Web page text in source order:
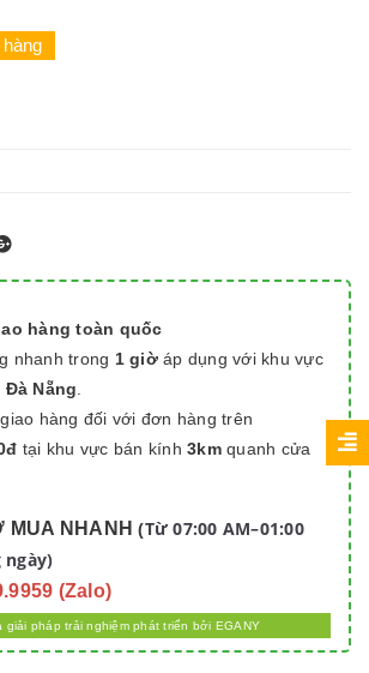
hàng toàn quốc
nhanh trong 1 giờáp dụng với khu vực
Đà Nẵng
hàng đối với đơn hàng trên
tại khu vực bán kính 3kmquanh cửa
MUA NHANH (Từ 07:00 AM–01:00
ngày)
(Zalo)
giải pháp trải nghiệm phát triển bởi EGANY